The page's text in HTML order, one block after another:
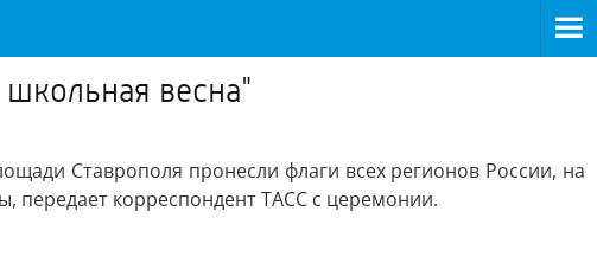
весна"
Ставрополя пронесли флаги всех регионов России, на
передает корреспондент ТАСС с церемонии.